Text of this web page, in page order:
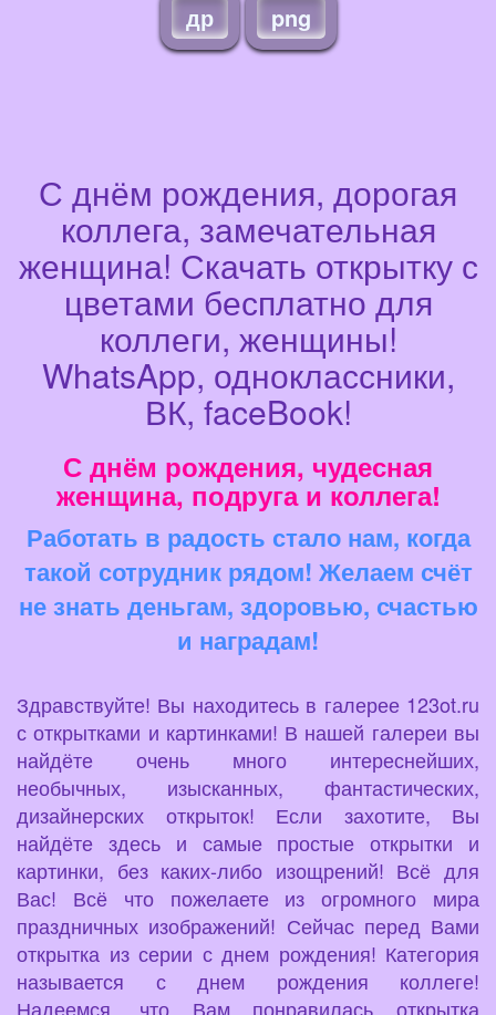
др png
С днём рождения, дорогая
коллега, замечательная
женщина! Скачать открытку с
цветами бесплатно для
коллеги, женщины!
WhatsApp, одноклассники,
ВК, faceBook!
С днём рождения, чудесная
женщина, подруга и коллега!
Работать в радость стало нам, когда
такой сотрудник рядом! Желаем счёт
не знать деньгам, здоровью, счастью
и наградам!
Здравствуйте! Вы находитесь в галерее 123ot.ru
с открытками и картинками! В нашей галереи вы
найдёте очень много интереснейших,
необычных, изысканных, фантастических,
дизайнерских открыток! Если захотите, Вы
найдёте здесь и самые простые открытки и
картинки, без каких-либо изощрений! Всё для
Вас! Всё что пожелаете из огромного мира
праздничных изображений! Сейчас перед Вами
открытка из серии с днем рождения! Категория
называется с днем рождения коллеге!
Надеемся, что Вам понравилась открытка